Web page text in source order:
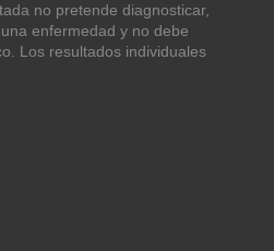
no pretende diagnosticar,
enfermedad y no debe
Los resultados individuales